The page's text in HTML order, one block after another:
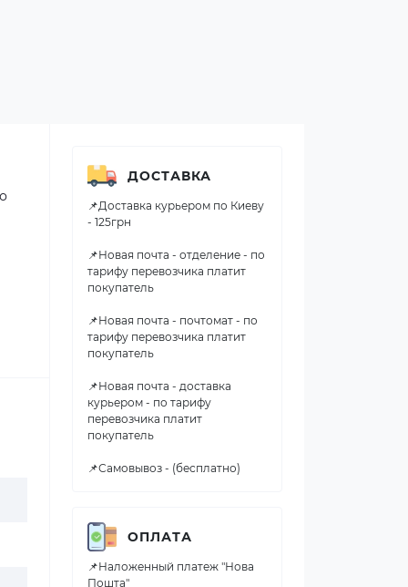
ДОСТАВКА
📌Доставка курьером по Киеву
- 125грн
📌Новая почта - отделение - по
тарифу перевозчика платит
покупатель
📌Новая почта - почтомат - по
тарифу перевозчика платит
покупатель
📌Новая почта - доставка
курьером - по тарифу
перевозчика платит
покупатель
📌Самовывоз - (бесплатно)
ОПЛАТА
📌Наложенный платеж "Нова
Пошта"